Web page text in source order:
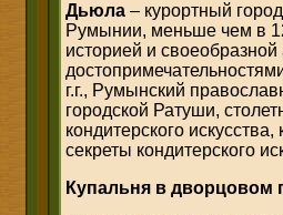
Дьюла – курортный
Румынии, меньше чем в
историей и
г.г., Румынский
городской Ратуши,
кондитерского
секреты кондитерского
Купальня в дворцовом